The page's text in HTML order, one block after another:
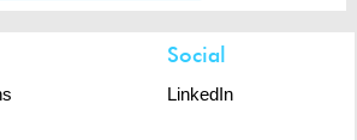
Social
LinkedIn